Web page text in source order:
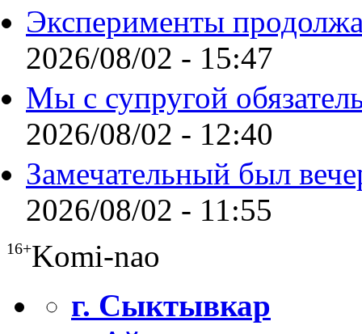
Эксперименты
2026/08/02 - 15:47
Мы с супругой
2026/08/02 - 12:40
Замечательный был
2026/08/02 - 11:55
16+Komi-nao
г. Сыктывкар